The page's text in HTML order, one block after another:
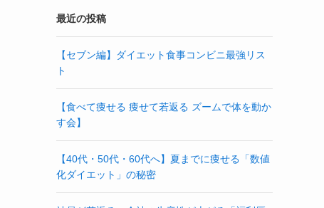
最近の投稿
【セブン編】ダイエット食事コンビニ最強リス
ト
【食べて痩せる 痩せて若返る ズームで体を動か
す会】
【40代・50代・60代へ】夏までに痩せる「数値
化ダイエット」の秘密